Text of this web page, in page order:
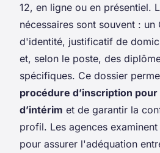
12, en ligne ou en présentiel.
nécessaires sont souvent :
d'identité, justificatif de
et, selon le poste, des
spécifiques. Ce dossier
procédure d’inscription
d’intérim et de garantir la
profil. Les agences
pour assurer l'adéquation